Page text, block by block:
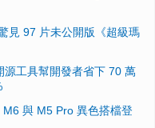
見 97 片未公開版《超級瑪
工具幫開發者省下 70 萬
與 M5 Pro 異色搭檔登